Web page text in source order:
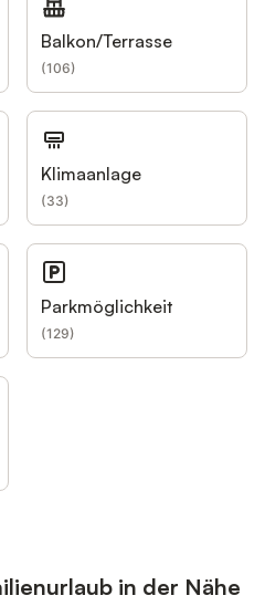
Balkon/Terrasse
(106)
Klimaanlage
(33)
Parkmöglichkeit
(129)
in der Nähe